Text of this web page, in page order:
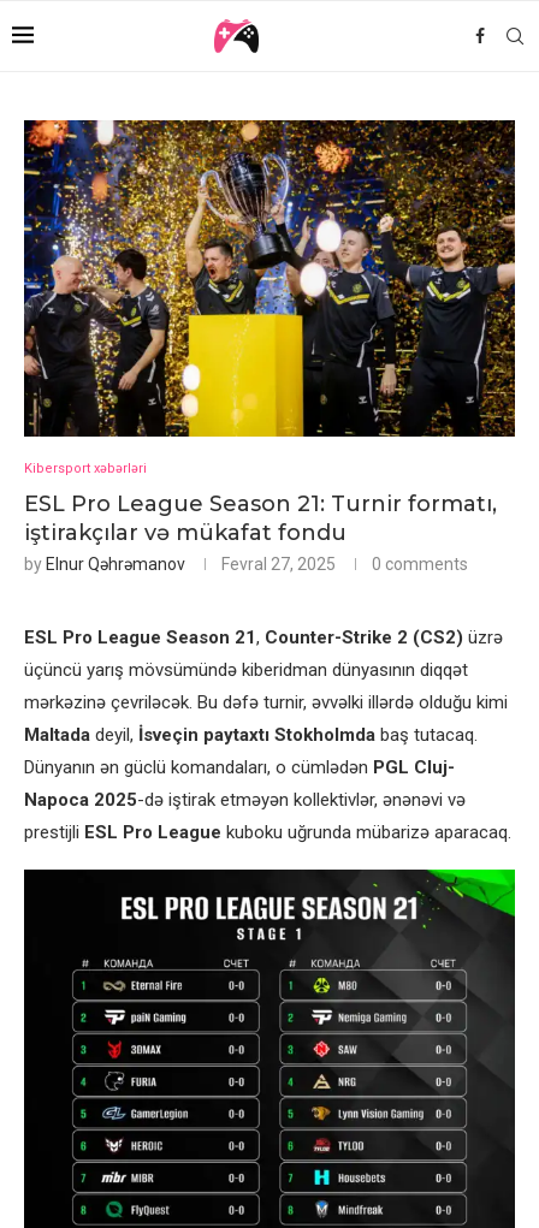
Kibersport xəbərləri
ESL Pro League Season 21: Turnir formatı,
iştirakçılar və mükafat fondu
by Elnur Qəhrəmanov Fevral 27, 2025 0 comments
ESL Pro League Season 21, Counter-Strike 2 (CS2) üzrə
üçüncü yarış mövsümündə kiberidman dünyasının diqqət
mərkəzinə çevriləcək. Bu dəfə turnir, əvvəlki illərdə olduğu kimi
Maltada deyil, İsveçin paytaxtı Stokholmda baş tutacaq.
Dünyanın ən güclü komandaları, o cümlədən PGL Cluj-
Napoca 2025-də iştirak etməyən kollektivlər, ənənəvi və
prestijli ESL Pro League kuboku uğrunda mübarizə aparacaq.